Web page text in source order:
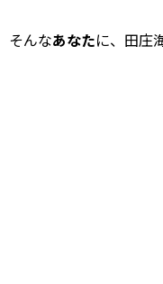
そんなあなたに、田庄